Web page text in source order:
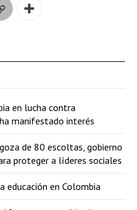
en lucha contra
manifestado interés
de 80 escoltas, gobierno
proteger a líderes sociales
educación en Colombia